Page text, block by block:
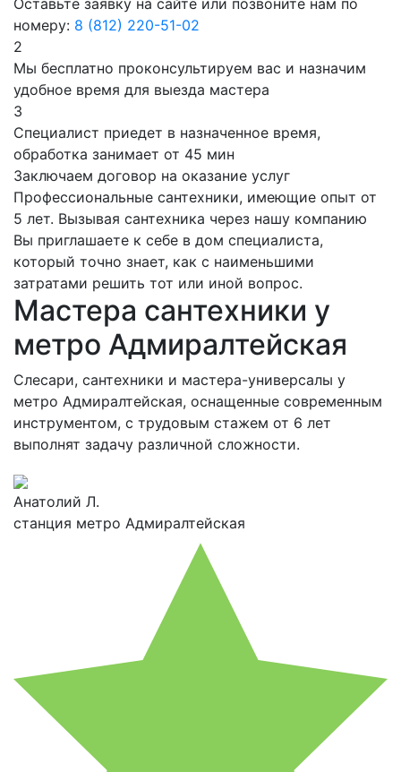
Оставьте заявку на сайте или позвоните нам по
номеру: 8 (812) 220-51-02
2
Мы бесплатно проконсультируем вас и назначим
удобное время для выезда мастера
3
Специалист приедет в назначенное время,
обработка занимает от 45 мин
Заключаем договор на оказание услуг
Профессиональные сантехники, имеющие опыт от
5 лет. Вызывая сантехника через нашу компанию
Вы приглашаете к себе в дом специалиста,
который точно знает, как с наименьшими
затратами решить тот или иной вопрос.
Мастера сантехники у
метро Адмиралтейская
Слесари, сантехники и мастера-универсалы у
метро Адмиралтейская, оснащенные современным
инструментом, с трудовым стажем от 6 лет
выполнят задачу различной сложности.
Анатолий Л.
станция метро Адмиралтейская